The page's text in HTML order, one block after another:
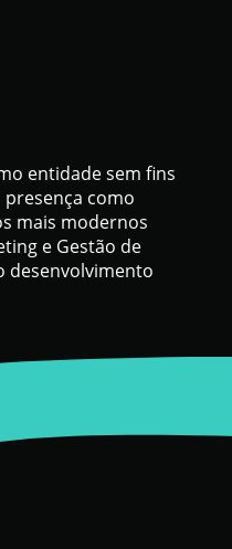
entidade sem fins
presença como
mais modernos
e Gestão de
desenvolvimento